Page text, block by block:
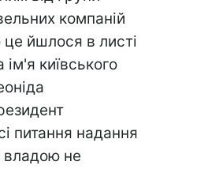
компаній
йшлося в листі
київського
питання надання
владою не